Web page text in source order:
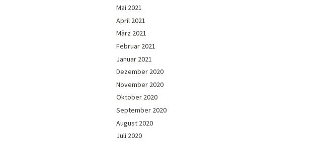
Mai 2021
April 2021
März 2021
Februar 2021
Januar 2021
Dezember 2020
November 2020
Oktober 2020
September 2020
August 2020
Juli 2020